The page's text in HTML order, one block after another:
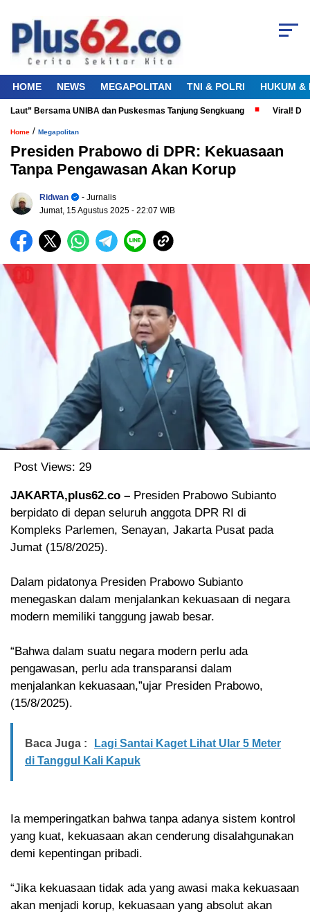
HOME NEWS MEGAPOLITAN TNI & POLRI HUKUM &
Bersama UNIBA dan Puskesmas Tanjung Sengkuang Viral!
Home / Megapolitan
Presiden Prabowo di DPR: Kekuasaan
Tanpa Pengawasan Akan Korup
Ridwan
- Jurnalis
Jumat, 15 Agustus 2025 - 22:07 WIB
Post Views: 29
JAKARTA,plus62.co – Presiden Prabowo Subianto
berpidato di depan seluruh anggota DPR RI di
Kompleks Parlemen, Senayan, Jakarta Pusat pada
Jumat (15/8/2025).
Dalam pidatonya Presiden Prabowo Subianto
menegaskan dalam menjalankan kekuasaan di negara
modern memiliki tanggung jawab besar.
“Bahwa dalam suatu negara modern perlu ada
pengawasan, perlu ada transparansi dalam
menjalankan kekuasaan,”ujar Presiden Prabowo,
(15/8/2025).
Baca Juga :
Lagi Santai Kaget Lihat Ular 5 Meter
di Tanggul Kali Kapuk
Ia memperingatkan bahwa tanpa adanya sistem kontrol
yang kuat, kekuasaan akan cenderung disalahgunakan
demi kepentingan pribadi.
“Jika kekuasaan tidak ada yang awasi maka kekuasaan
akan menjadi korup, kekuasaan yang absolut akan